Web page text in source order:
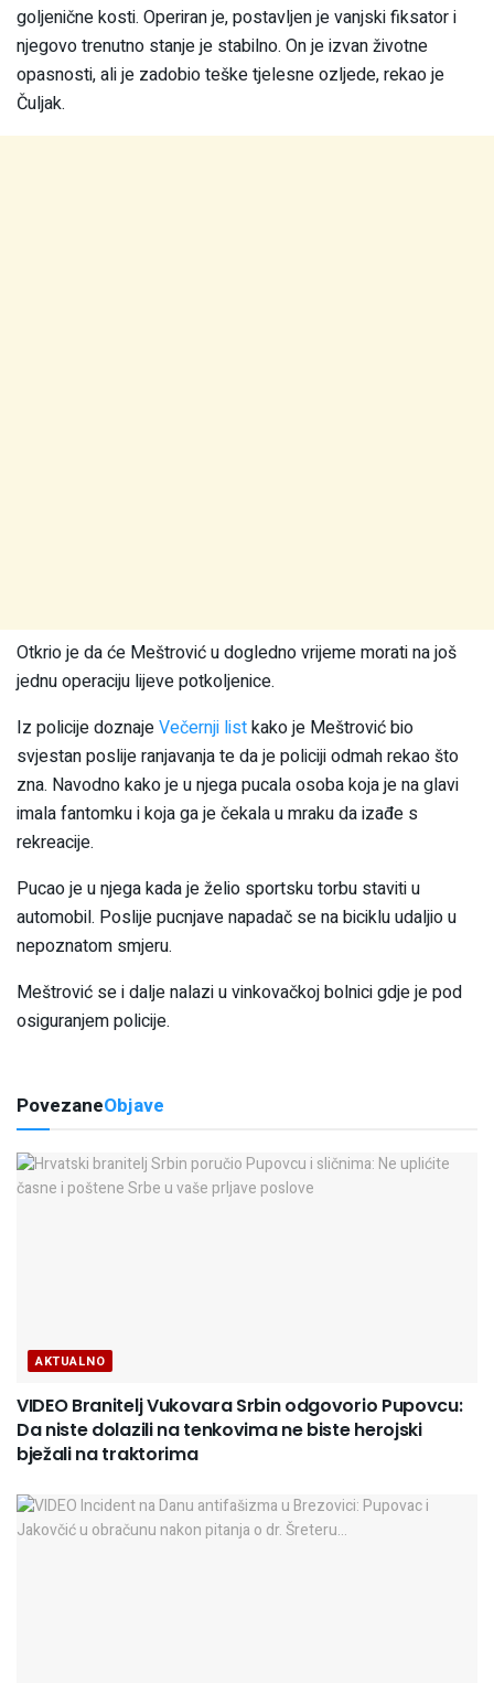
goljenične kosti. Operiran je, postavljen je vanjski fiksator i
njegovo trenutno stanje je stabilno. On je izvan životne
opasnosti, ali je zadobio teške tjelesne ozljede, rekao je
Čuljak.
Otkrio je da će Meštrović u dogledno vrijeme morati na još
jednu operaciju lijeve potkoljenice.
Iz policije doznajeVečernji listkako je Meštrović bio
svjestan poslije ranjavanja te da je policiji odmah rekao što
zna. Navodno kako je u njega pucala osoba koja je na glavi
imala fantomku i koja ga je čekala u mraku da izađe s
rekreacije.
Pucao je u njega kada je želio sportsku torbu staviti u
automobil. Poslije pucnjave napadač se na biciklu udaljio u
nepoznatom smjeru.
Meštrović se i dalje nalazi u vinkovačkoj bolnici gdje je pod
osiguranjem policije.
PovezaneObjave
AKTUALNO
VIDEO Branitelj Vukovara Srbin odgovorio Pupovcu:
Da niste dolazili na tenkovima ne biste herojski
bježali na traktorima